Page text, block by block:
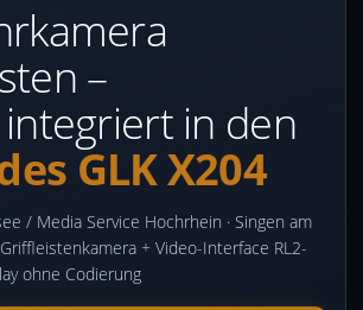
–
in den
GLK X204
/ Media Service Hochrhein · Singen am
+ Video-Interface RL2-
ohne Codierung